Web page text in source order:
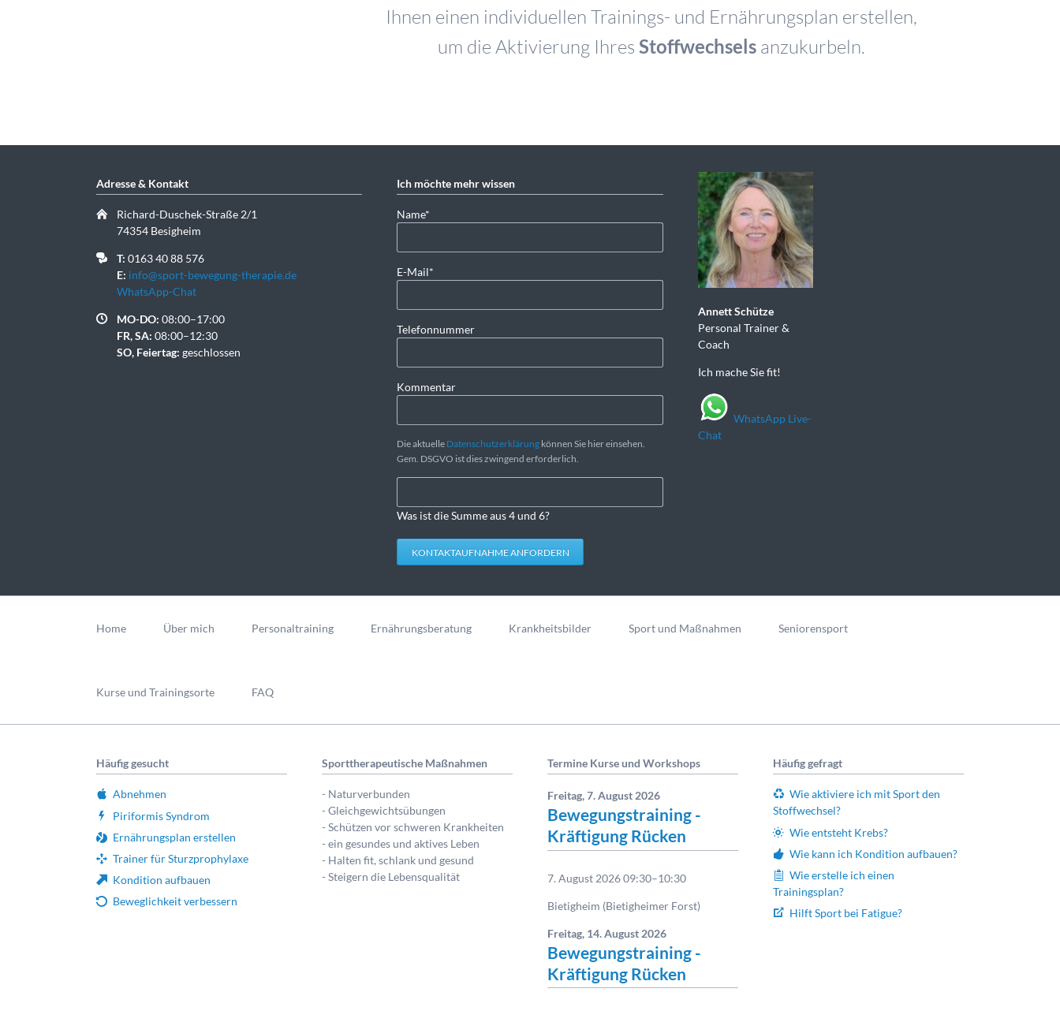
Ihnen einen individuellen Trainings- und Ernährungsplan erstellen,
um die Aktivierung Ihres Stoffwechsels anzukurbeln.
Adresse & Kontakt
Richard-Duschek-Straße 2/1
74354 Besigheim
T:0163 40 88 576
E: info@sport-bewegung-therapie.de
WhatsApp-Chat
MO-DO: 08:00–17:00
FR, SA: 08:00–12:30
SO, Feiertag: geschlossen
Ich möchte mehr wissen
Pflichtfeld
Name*
Pflichtfeld
E-Mail*
Telefonnummer
Kommentar
Die aktuelle Datenschutzerklärung können Sie hier einsehen.
Gem. DSGVO ist dies zwingend erforderlich.
Was ist die Summe aus 4 und 6?
KONTAKTAUFNAHME ANFORDERN
Annett Schütze
Personal Trainer &
Coach
Ich mache Sie fit!
WhatsApp Live-
Chat
Home Über mich Personaltraining Ernährungsberatung Krankheitsbilder Sport und Maßnahmen Seniorensport
Kurse und Trainingsorte FAQ
Häufig gesucht
Abnehmen
Piriformis Syndrom
Ernährungsplan erstellen
Trainer für Sturzprophylaxe
Kondition aufbauen
Beweglichkeit verbessern
Sporttherapeutische Maßnahmen
- Naturverbunden
- Gleichgewichtsübungen
- Schützen vor schweren Krankheiten
- ein gesundes und aktives Leben
- Halten fit, schlank und gesund
- Steigern die Lebensqualität
Termine Kurse und Workshops
Freitag,7. August 2026
Bewegungstraining -
Kräftigung Rücken
7. August 2026 09:30–10:30
Bietigheim (Bietigheimer Forst)
Freitag, 14. August 2026
Bewegungstraining -
Kräftigung Rücken
Häufig gefragt
Wie aktiviere ich mit Sport den
Stoffwechsel?
Wie entsteht Krebs?
Wie kann ich Kondition aufbauen?
Wie erstelle ich einen
Trainingsplan?
Hilft Sport bei Fatigue?